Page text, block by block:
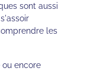
sont aussi
les
ou encore